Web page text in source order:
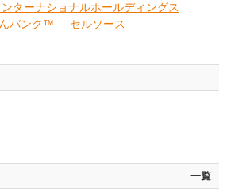
ターナショナルホールディングス
バンク™ セルソース
一覧